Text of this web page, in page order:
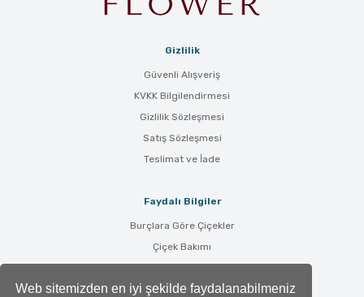
Web sitemizden en iyi şekilde faydalanabilmeniz
Gizlilik
Güvenli Alışveriş
KVKK Bilgilendirmesi
Gizlilik Sözleşmesi
Satış Sözleşmesi
Teslimat ve İade
Faydalı Bilgiler
Burçlara Göre Çiçekler
Çiçek Bakımı
Çiçek Anlamları
Tüm Blog Yazıları